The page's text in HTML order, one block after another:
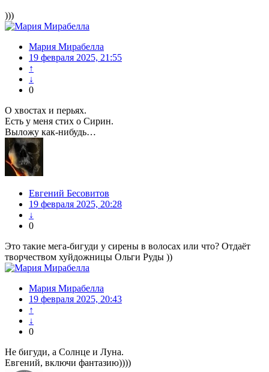
)))
Мария Мирабелла
19 февраля 2025, 21:55
↑
↓
0
О хвостах и перьях.
Есть у меня стих о Сирин.
Выложу как-нибудь…
Евгений Бесовитов
19 февраля 2025, 20:28
↓
0
Это такие мега-бигуди у сирены в волосах или что? Отдаёт
творчеством хуйдожницы Ольги Руды ))
Мария Мирабелла
19 февраля 2025, 20:43
↑
↓
0
Не бигуди, а Солнце и Луна.
Евгений, включи фантазию))))